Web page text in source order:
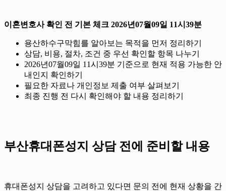
이혼변호사 확인 전 기본 체크 2026년07월09일 11시39분
용산하수구막힘를 알아보는 목적을 먼저 정리하기
상담, 비용, 절차, 조건 중 우선 확인할 항목 나누기
2026년07월09일 11시39분 기준으로 현재 적용 가능한 안
내인지 확인하기
필요한 자료나 개인정보 제출 여부 살펴보기
최종 진행 전 다시 확인해야 할 내용 정리하기
부산휴대폰성지 상담 전에 준비할 내용
휴대폰성지 상담을 고려하고 있다면 문의 전에 현재 상황을 간